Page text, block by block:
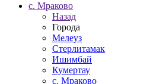
c. Мраково
Назад
Города
Мелеуз
Стерлитамак
Ишимбай
Кумертау
c. Мраково